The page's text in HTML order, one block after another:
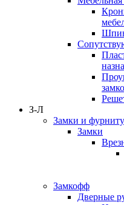
З-Л
Замки и
Замки
Замкофф
Дверные